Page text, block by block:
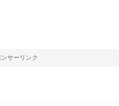
サーリンク